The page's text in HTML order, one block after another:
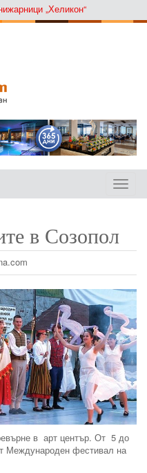
„Хеликон“
Toggle
в Созопол
в арт център. От 5 до
Международен фестивал на